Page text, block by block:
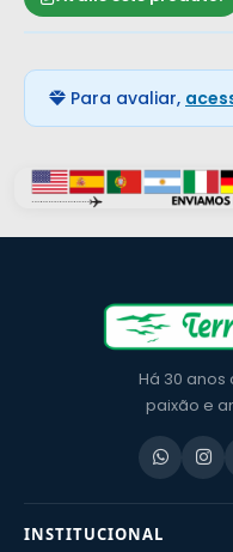
Para avaliar,
Há 30
paixão e
INSTITUCIONAL